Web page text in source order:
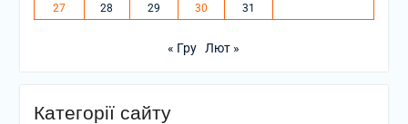
27
28 29 30 31
« Гру Лют »
Категорії сайту